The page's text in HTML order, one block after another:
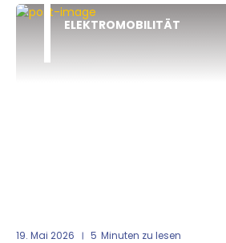
ELEKTROMOBILITÄT
19. Mai 2026 5 Minuten zu lesen